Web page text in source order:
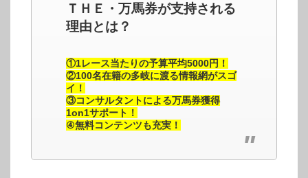
ＴＨＥ・万馬券が支持される
理由とは？
①1レース当たりの予算平均5000円！
②100名在籍の多岐に渡る情報網がスゴ
イ！
③コンサルタントによる万馬券獲得
1on1サポート！
④無料コンテンツも充実！